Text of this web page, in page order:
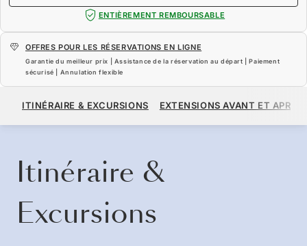
ENTIÈREMENT REMBOURSABLE
OFFRES POUR LES RÉSERVATIONS EN LIGNE
Garantie du meilleur prix | Assistance de la réservation au départ | Paiement
sécurisé | Annulation flexible
À PARTIR DE 26 400 $US
ITINÉRAIRE & EXCURSIONS EXTENSIONS AVANT ET APRÈS
Itinéraire &
Excursions